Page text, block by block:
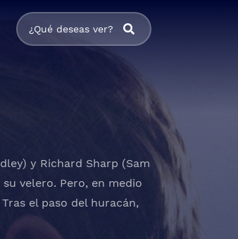
y Richard Sharp (Sam
velero. Pero, en medio
el paso del huracán,